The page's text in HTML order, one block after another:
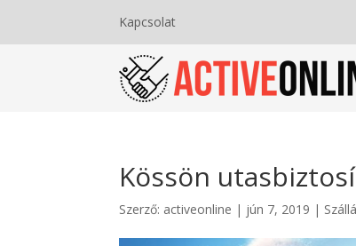
Kapcsolat
Kössön
Szerző: activeonline | jún 7, 2019 |